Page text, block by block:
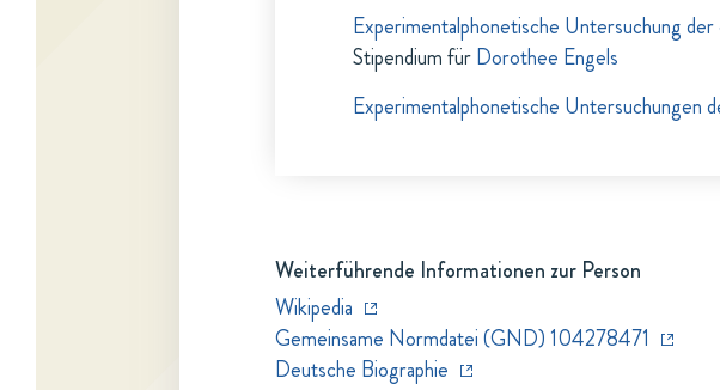
Experimentalphonetische Untersuchung
Stipendium fürDorothee Engels
Experimentalphonetische Untersuchungen
Weiterführende Informationen zur Person
Wikipedia
Gemeinsame Normdatei (GND) 104278471
Deutsche Biographie